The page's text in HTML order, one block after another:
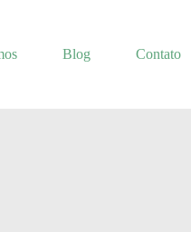
Blog Contato